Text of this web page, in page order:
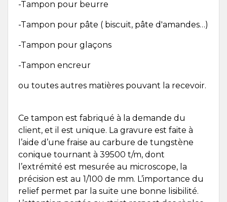
-Tampon pour beurre
-Tampon pour pâte ( biscuit, pâte d'amandes…)
-Tampon pour glaçons
-Tampon encreur
ou toutes autres matières pouvant la recevoir.
Ce tampon est fabriqué à la demande du
client, et il est unique. La gravure est faite à
l’aide d’une fraise au carbure de tungstène
conique tournant à 39500 t/m, dont
l’extrémité est mesurée au microscope, la
précision est au 1/100 de mm. L’importance du
relief permet par la suite une bonne lisibilité.